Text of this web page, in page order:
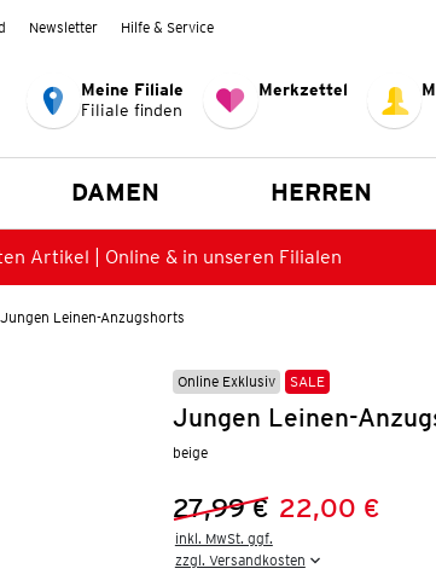
Newsletter Hilfe & Service
Meine Filiale
Filiale finden
Merkzettel
DAMEN HERREN
Artikel | Online & in unseren Filialen
Jungen Leinen-Anzugshorts
Online Exklusiv SALE
Jungen Leinen-
beige
Vorheriger Preis:
27,99 €
Neuer Preis:22,00 €
inkl. MwSt. ggf.
zzgl. Versandkosten